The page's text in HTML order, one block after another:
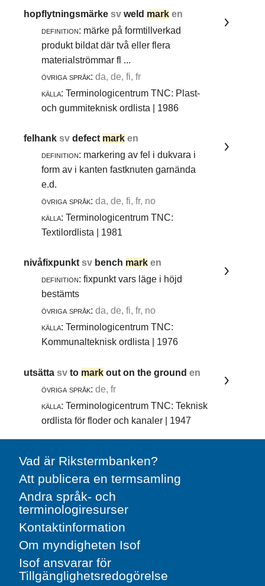
hopflytningsmärkesvweld mark en
definition: märke på formtillverkad
produkt bildat där två eller flera
materialströmmar fl ...
övriga språk: da, de, fi, fr
källa: Terminologicentrum TNC: Plast-
och gummiteknisk ordlista | 1986
felhanksvdefect mark en
definition: markering av fel i dukvara i
form av i kanten fastknuten garnända
e.d.
övriga språk: da, de, fi, fr, no
källa: Terminologicentrum TNC:
Textilordlista | 1981
nivåfixpunktsv bench mark en
definition: fixpunkt vars läge i höjd
bestämts
övriga språk: da, de, fi, fr, no
källa: Terminologicentrum TNC:
Kommunalteknisk ordlista | 1976
utsättasvto mark out on the grounden
övriga språk: de, fr
källa: Terminologicentrum TNC: Teknisk
ordlista för floder och kanaler | 1947
Vad är Rikstermbanken?
Att publicera en termsamling
Andra språk- och
terminologiresurser
Kontaktinformation
Om myndigheten Isof
Isof ansvarar för
Tillgänglighetsredogörelse